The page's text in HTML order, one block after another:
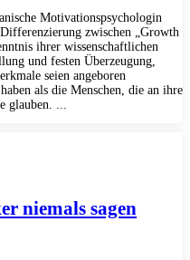
Motivationspsychologin
zwischen „Growth
ihrer wissenschaftlichen
und festen Überzeugung,
seien angeboren
als die Menschen, die an ihre
glauben. ...
niemals sagen